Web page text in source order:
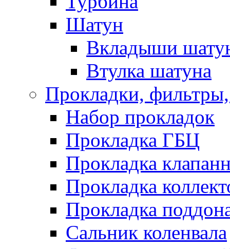
Шатун
Вкладыши
Втулка шатуна
Прокладки,
Набор прокладок
Прокладка ГБЦ
Прокладка
Прокладка
Прокладка
Сальник коленвала